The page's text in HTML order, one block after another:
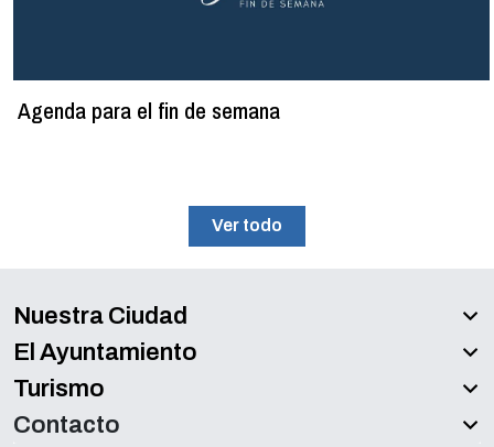
Agenda para el fin de semana
Ver todo
Nuestra Ciudad
El Ayuntamiento
Turismo
Contacto